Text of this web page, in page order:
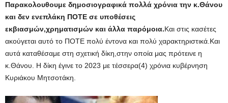
Παρακολουθουμε δημοσιογραφικά πολλά χρόνια την κ.Θάνου
και δεν ενεπλάκη ΠΟΤΕ σε υποθέσεις
εκβιασμών,χρηματισμών και άλλα παρόμοια.Και στις κασέτες
ακούγεται αυτό το ΠΟΤΕ πολύ έντονα και πολύ χαρακτηριστικά.Και
αυτά καταθέσαμε στη σχετική δίκη,στην οποία μας πρότεινε η
κ.Θάνου. Η δίκη έγινε το 2023 με τέσσερα(4) χρόνια κυβέρνηση
Κυριάκου Μητσοτάκη.